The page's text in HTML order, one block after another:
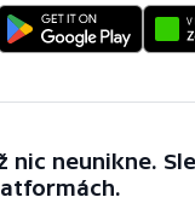
nic neunikne.